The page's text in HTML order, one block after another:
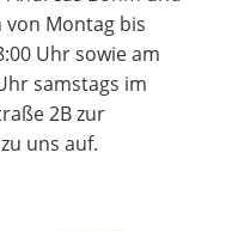
von Montag bis
Uhr sowie am
samstags im
2B zur
uns auf.